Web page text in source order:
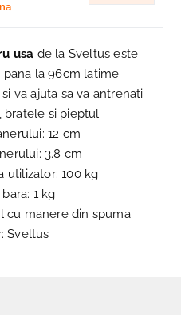
usa de la Sveltus este
la 96cm latime
va ajuta sa va antrenati
bratele si pieptul
12 cm
3.8 cm
utilizator: 100 kg
1 kg
cu manere din spuma
Sveltus